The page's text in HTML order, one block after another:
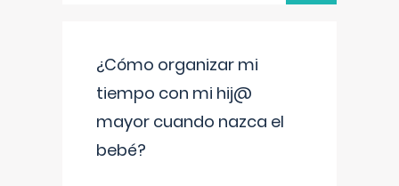
¿Cómo organizar mi
tiempo con mi hij@
mayor cuando nazca el
bebé?